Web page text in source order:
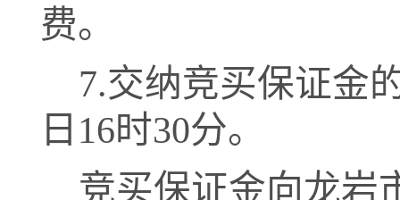
费。
7.交纳竞买保证金
日 16时30分。
竞买保证金向龙岩